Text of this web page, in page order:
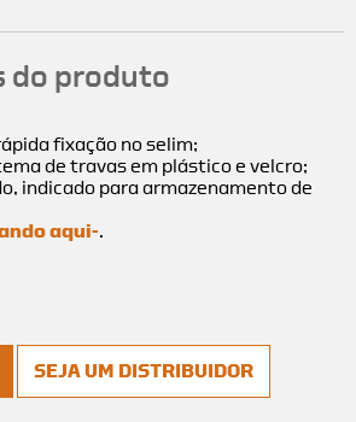
do produto
fixação no selim;
de travas em plástico e velcro;
indicado para armazenamento de
aqui-.
SEJA UM DISTRIBUIDOR